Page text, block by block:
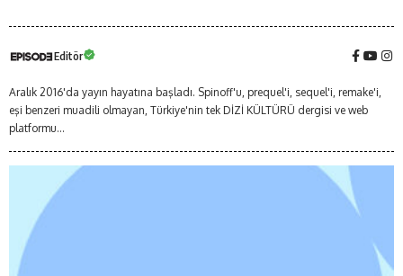
Editör
Aralık 2016'da yayın hayatına başladı. Spinoff'u, prequel'i, sequel'i, remake'i,
eşi benzeri muadili olmayan, Türkiye'nin tek DİZİ KÜLTÜRÜ dergisi ve web
platformu...